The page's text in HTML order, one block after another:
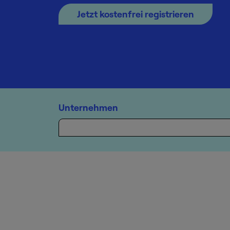
Jetzt kostenfrei registrieren
Unternehmen